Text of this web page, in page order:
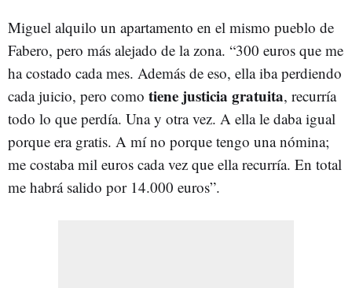
Miguel alquilo un apartamento en el mismo pueblo de
Fabero, pero más alejado de la zona. “300 euros que me
ha costado cada mes. Además de eso, ella iba perdiendo
cada juicio, pero como tiene justicia gratuita, recurría
todo lo que perdía. Una y otra vez. A ella le daba igual
porque era gratis. A mí no porque tengo una nómina;
me costaba mil euros cada vez que ella recurría. En total
me habrá salido por 14.000 euros”.